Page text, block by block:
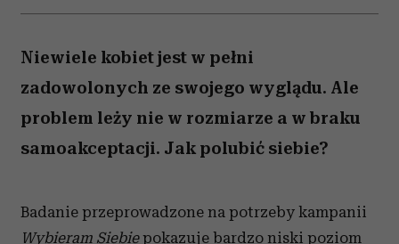
Niewiele kobiet jest w pełni
zadowolonych ze swojego wyglądu. Ale
problem leży nie w rozmiarze a w braku
samoakceptacji. Jak polubić siebie?
Badanie przeprowadzone na potrzeby kampanii
Wybieram Siebiepokazuje bardzo niski poziom